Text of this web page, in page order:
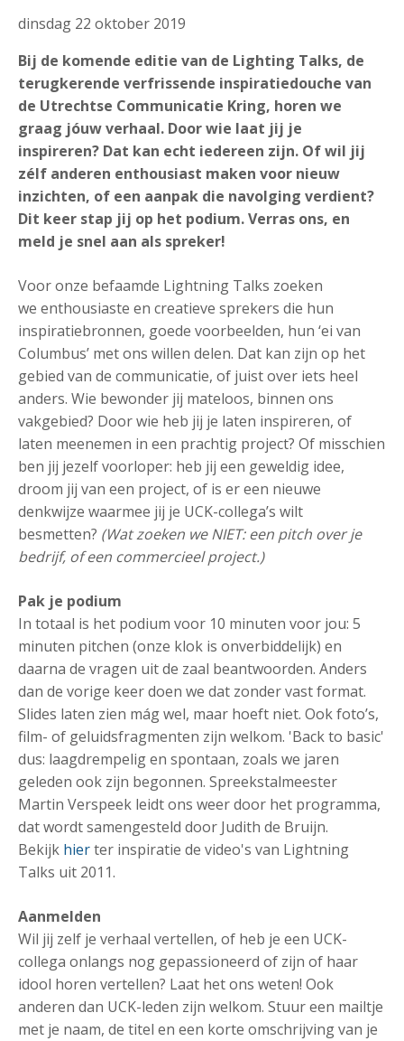
dinsdag 22 oktober 2019
Bij de komende editie van de Lighting Talks, de
terugkerende verfrissende inspiratiedouche van
de Utrechtse Communicatie Kring, horen we
graag jóuw verhaal. Door wie laat jij je
inspireren? Dat kan echt iedereen zijn. Of wil jij
zélf anderen enthousiast maken voor nieuw
inzichten, of een aanpak die navolging verdient?
Dit keer stap jij op het podium. Verras ons, en
meld je snel aan als spreker!
Voor onze befaamde Lightning Talks zoeken
we enthousiaste en creatieve sprekers die hun
inspiratiebronnen, goede voorbeelden, hun ‘ei van
Columbus’ met ons willen delen. Dat kan zijn op het
gebied van de communicatie, of juist over iets heel
anders. Wie bewonder jij mateloos, binnen ons
vakgebied? Door wie heb jij je laten inspireren, of
laten meenemen in een prachtig project? Of misschien
ben jij jezelf voorloper: heb jij een geweldig idee,
droom jij van een project, of is er een nieuwe
denkwijze waarmee jij je UCK-collega’s wilt
besmetten? (Wat zoeken we NIET: een pitch over je
bedrijf, of een commercieel project.)
Pak je podium
In totaal is het podium voor 10 minuten voor jou: 5
minuten pitchen (onze klok is onverbiddelijk) en
daarna de vragen uit de zaal beantwoorden. Anders
dan de vorige keer doen we dat zonder vast format.
Slides laten zien mág wel, maar hoeft niet. Ook foto’s,
film- of geluidsfragmenten zijn welkom. 'Back to basic'
dus: laagdrempelig en spontaan, zoals we jaren
geleden ook zijn begonnen. Spreekstalmeester
Martin Verspeek leidt ons weer door het programma,
dat wordt samengesteld door Judith de Bruijn.
Bekijk hierter inspiratie de video's van Lightning
Talks uit 2011.
Aanmelden
Wil jij zelf je verhaal vertellen, of heb je een UCK-
collega onlangs nog gepassioneerd of zijn of haar
idool horen vertellen? Laat het ons weten! Ook
anderen dan UCK-leden zijn welkom. Stuur een mailtje
met je naam, de titel en een korte omschrijving van je